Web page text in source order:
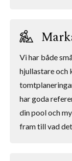
Vi har både
hjullastare och
har goda
din pool och
fram till vad